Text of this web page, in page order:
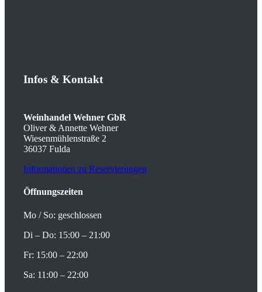
Infos & Kontakt
Weinhandel Wehner GbR
Oliver & Annette Wehner
Wiesenmühlenstraße 2
36037 Fulda
Informationen zu Reservierungen
Öffnungszeiten
Mo / So: geschlossen
Di – Do: 15:00 – 21:00
Fr: 15:00 – 22:00
Sa: 11:00 – 22:00